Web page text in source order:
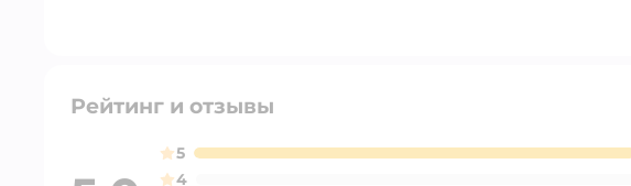
Рейтинг и отзывы
5
4